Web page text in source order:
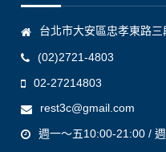
台北市大安區忠孝東路
(02)2721-4803
02-27214803
rest3c@gmail.com
週一～五10:00-21:00 /